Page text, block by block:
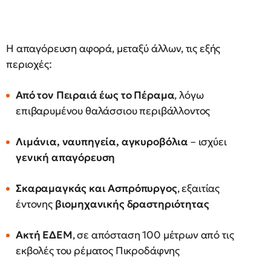
Η απαγόρευση αφορά, μεταξύ άλλων, τις εξής
περιοχές:
Από τον Πειραιά έως το Πέραμα, λόγω
επιβαρυμένου θαλάσσιου περιβάλλοντος
Λιμάνια, ναυπηγεία, αγκυροβόλια – ισχύει
γενική απαγόρευση
Σκαραμαγκάς και Ασπρόπυργος, εξαιτίας
έντονης βιομηχανικής δραστηριότητας
Ακτή ΕΔΕΜ, σε απόσταση 100 μέτρων από τις
εκβολές του ρέματος Πικροδάφνης